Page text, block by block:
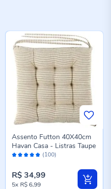
Avaliação: (100)
Assento Futton 40X40cm
Havan Casa - Listras Taupe
R$ 34,99
5x R$ 6,99